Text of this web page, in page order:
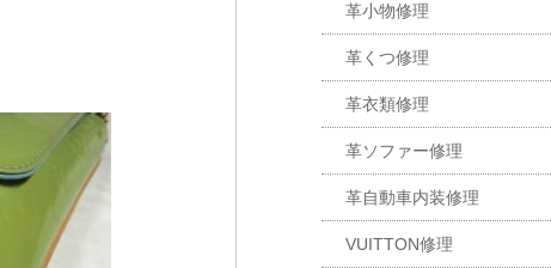
革小物修理
革くつ修理
革衣類修理
革ソファー修理
革自動車内装修理
VUITTON修理